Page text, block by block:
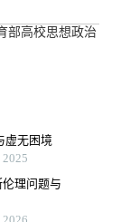
部高校思想政治